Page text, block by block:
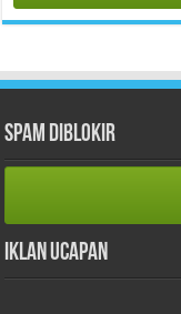
Spam Diblokir
Iklan Ucapan